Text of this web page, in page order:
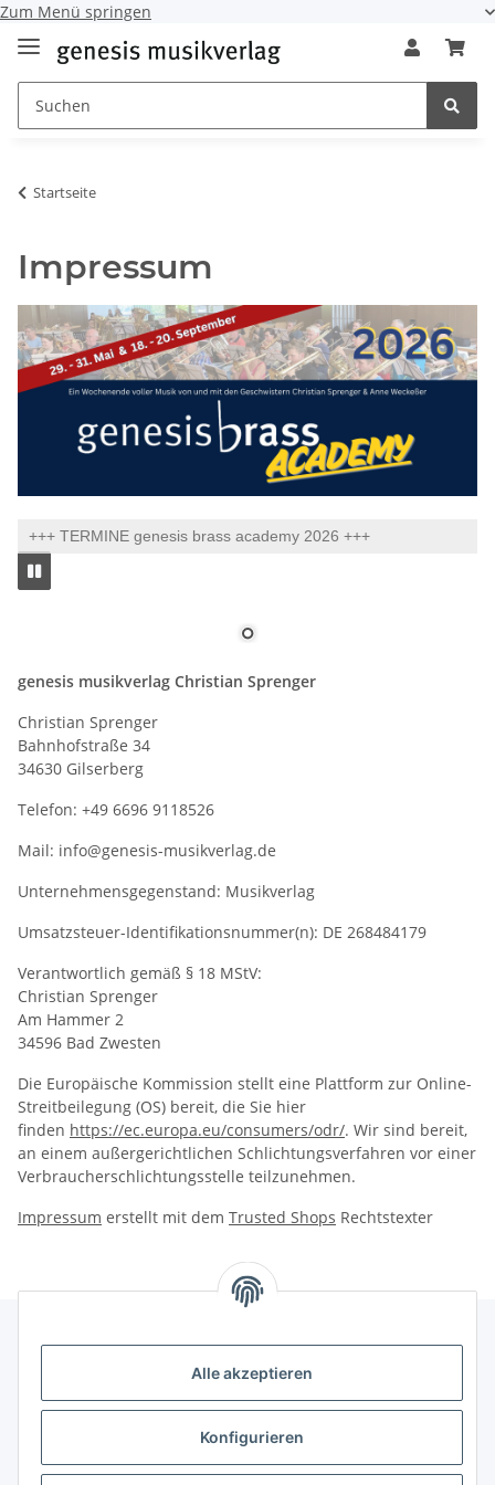
Zum Menü springen
Alle akzeptieren
Konfigurieren
Startseite
Impressum
+++ TERMINE genesis brass academy 2026 +++
genesis musikverlag Christian Sprenger
Christian Sprenger
Bahnhofstraße 34
34630 Gilserberg
Telefon: +49 6696 9118526
Mail: info@genesis-musikverlag.de
Unternehmensgegenstand: Musikverlag
Umsatzsteuer-Identifikationsnummer(n): DE 268484179
Verantwortlich gemäß § 18 MStV:
Christian Sprenger
Am Hammer 2
34596 Bad Zwesten
Die Europäische Kommission stellt eine Plattform zur Online-
Streitbeilegung (OS) bereit, die Sie hier
finden https://ec.europa.eu/consumers/odr/. Wir sind bereit,
an einem außergerichtlichen Schlichtungsverfahren vor einer
Verbraucherschlichtungsstelle teilzunehmen.
Impressum erstellt mit dem Trusted Shops Rechtstexter
genesis musikverlag Christian Sprenger
34630 Gilserberg